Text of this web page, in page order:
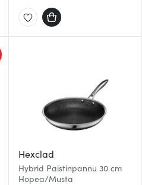
Hexclad
Hybrid Paistinpannu 30 cm
Hopea/Musta